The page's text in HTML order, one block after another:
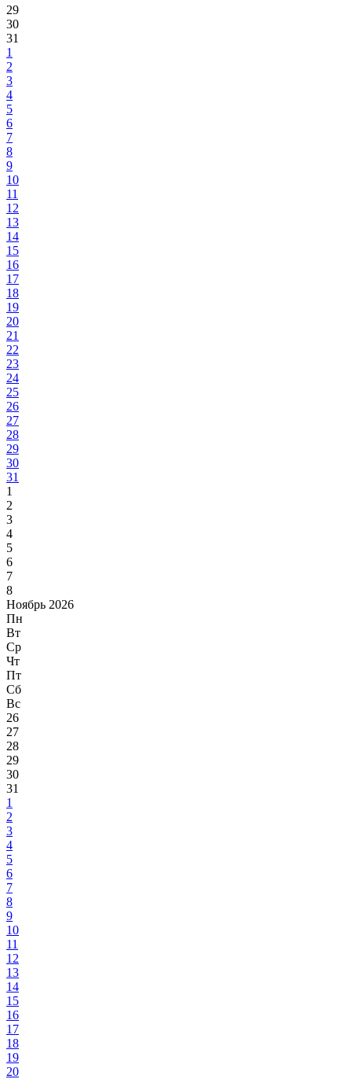
29
30
31
1
2
3
4
5
6
7
8
9
10
11
12
13
14
15
16
17
18
19
20
21
22
23
24
25
26
27
28
29
30
31
1
2
3
4
5
6
7
8
Ноябрь 2026
Пн
Вт
Ср
Чт
Пт
Сб
Вс
26
27
28
29
30
31
1
2
3
4
5
6
7
8
9
10
11
12
13
14
15
16
17
18
19
20